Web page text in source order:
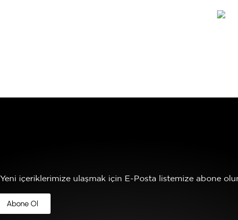
Yeni içeriklerimize ulaşmak için E-Posta listemize abone
Abone Ol